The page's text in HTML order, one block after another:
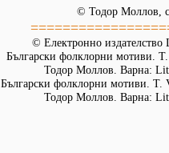
© Тодор Моллов,
© Електронно издателство
Български фолклорни мотиви.
Тодор Моллов. Варна:
Български фолклорни мотиви. Т.
Тодор Моллов. Варна: